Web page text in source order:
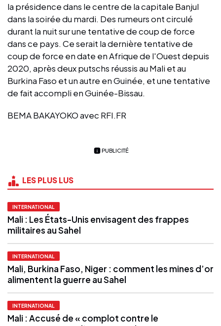
la présidence dans le centre de la capitale Banjul
dans la soirée du mardi. Des rumeurs ont circulé
durant la nuit sur une tentative de coup de force
dans ce pays. Ce serait la dernière tentative de
coup de force en date en Afrique de l'Ouest depuis
2020, après deux putschs réussis au Mali et au
Burkina Faso et un autre en Guinée, et une tentative
de fait accompli en Guinée-Bissau.
BEMA BAKAYOKO avec RFI.FR
PUBLICITÉ
LES PLUS LUS
INTERNATIONAL
Mali : Les États-Unis envisagent des frappes
militaires au Sahel
INTERNATIONAL
Mali, Burkina Faso, Niger : comment les mines d’or
alimentent la guerre au Sahel
INTERNATIONAL
Mali : Accusé de « complot contre le